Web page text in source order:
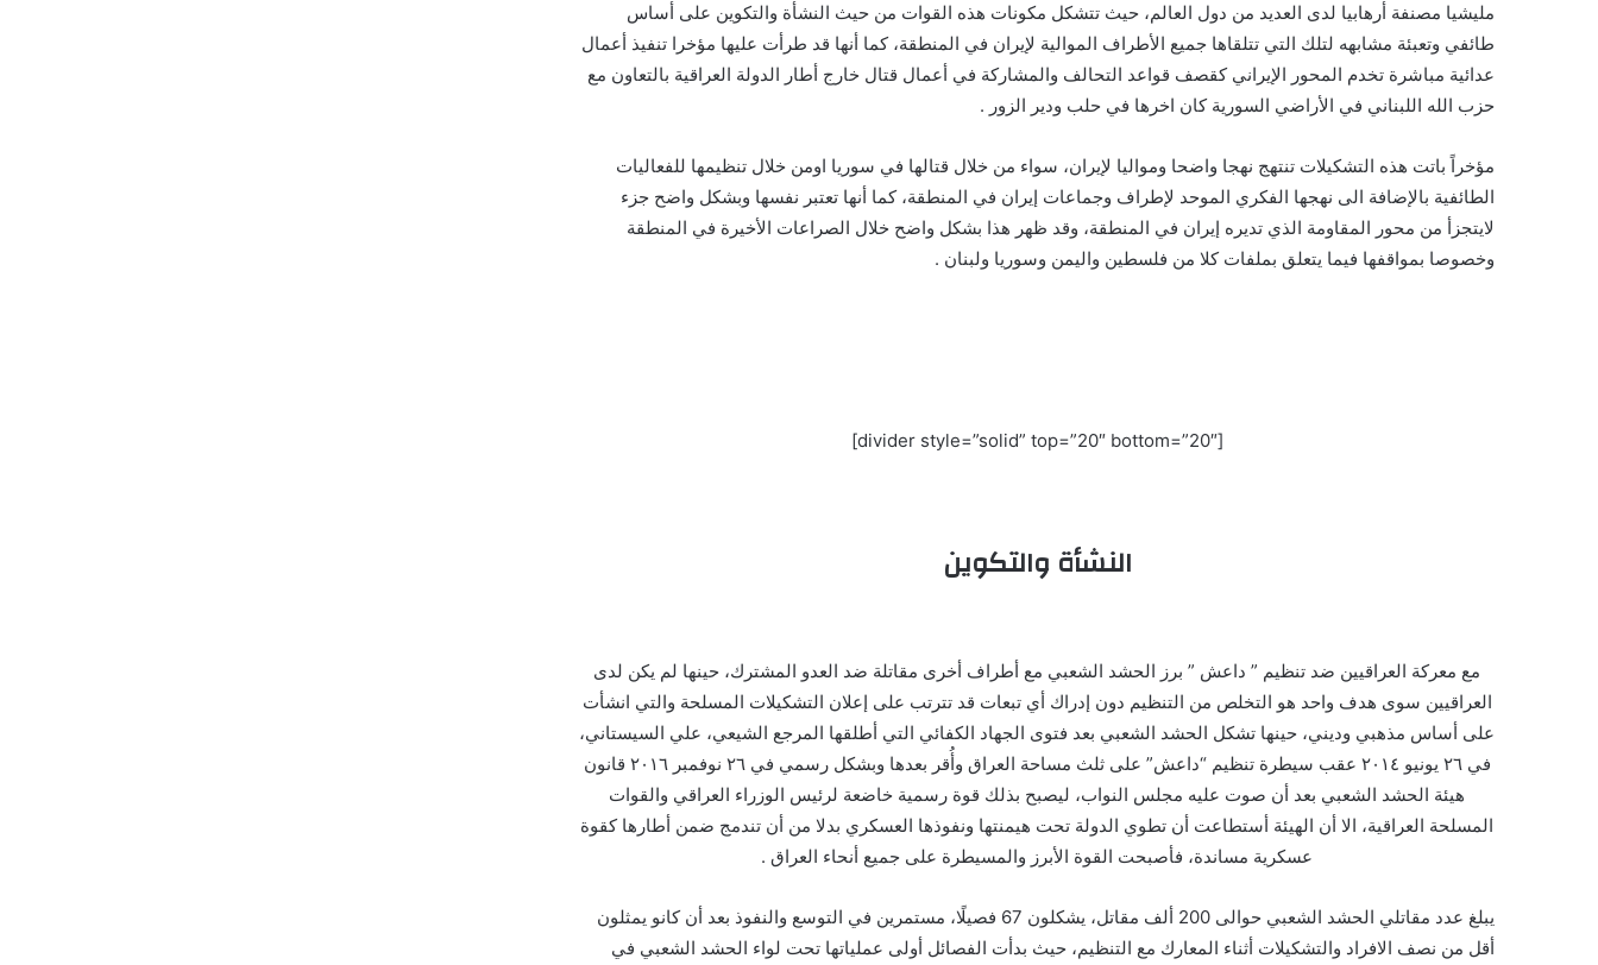
مليشيا مصنفة أرهابيا لدى العديد من دول العالم، حيث تتشكل مكونات هذه القوات من حيث النشأة والتكوين على أساس
طائفي وتعبئة مشابهه لتلك التي تتلقاها جميع الأطراف الموالية لإيران في المنطقة، كما أنها قد طرأت عليها مؤخرا تنفيذ أعمال
عدائية مباشرة تخدم المحور الإيراني كقصف قواعد التحالف والمشاركة في أعمال قتال خارج أطار الدولة العراقية بالتعاون مع
حزب الله اللبناني في الأراضي السورية كان اخرها في حلب ودير الزور .
مؤخراً باتت هذه التشكيلات تنتهج نهجا واضحا ومواليا لإيران، سواء من خلال قتالها في سوريا اومن خلال تنظيمها للفعاليات
الطائفية بالإضافة الى نهجها الفكري الموحد لإطراف وجماعات إيران في المنطقة، كما أنها تعتبر نفسها وبشكل واضح جزء
لايتجزأ من محور المقاومة الذي تديره إيران في المنطقة، وقد ظهر هذا بشكل واضح خلال الصراعات الأخيرة في المنطقة
وخصوصا بمواقفها فيما يتعلق بملفات كلا من فلسطين واليمن وسوريا ولبنان .
[divider style=”solid” top=”20″ bottom=”20″]
النشأة والتكوين
مع معركة العراقيين ضد تنظيم ” داعش ” برز الحشد الشعبي مع أطراف أخرى مقاتلة ضد العدو المشترك، حينها لم يكن لدى
العراقيين سوى هدف واحد هو التخلص من التنظيم دون إدراك أي تبعات قد تترتب على إعلان التشكيلات المسلحة والتي انشأت
على أساس مذهبي وديني، حينها تشكل الحشد الشعبي بعد فتوى الجهاد الكفائي التي أطلقها المرجع الشيعي، علي السيستاني،
في ٢٦ يونيو ٢٠١٤ عقب سيطرة تنظيم “داعش” على ثلث مساحة العراق وأُقر بعدها وبشكل رسمي في ٢٦ نوفمبر ٢٠١٦ قانون
هيئة الحشد الشعبي بعد أن صوت عليه مجلس النواب، ليصبح بذلك قوة رسمية خاضعة لرئيس الوزراء العراقي والقوات
المسلحة العراقية، الا أن الهيئة أستطاعت أن تطوي الدولة تحت هيمنتها ونفوذها العسكري بدلا من أن تندمج ضمن أطارها كقوة
عسكرية مساندة، فأصبحت القوة الأبرز والمسيطرة على جميع أنحاء العراق .
يبلغ عدد مقاتلي الحشد الشعبي حوالى 200 ألف مقاتل، يشكلون 67 فصيلًا، مستمرين في التوسع والنفوذ بعد أن كانو يمثلون
أقل من نصف الافراد والتشكيلات أثناء المعارك مع التنظيم، حيث بدأت الفصائل أولى عملياتها تحت لواء الحشد الشعبي في